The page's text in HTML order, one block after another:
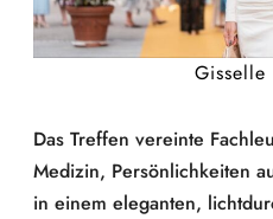
Gisselle
Das Treffen vereinte
Medizin, Persönlichkeiten
in einem eleganten,